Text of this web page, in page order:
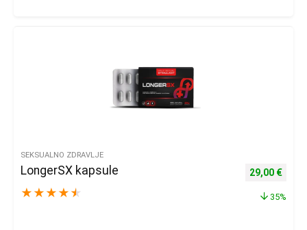
SEKSUALNO ZDRAVLJE
LongerSX kapsule
★ ★ ★ ★ ★
Izvorna
29,00 €
35%